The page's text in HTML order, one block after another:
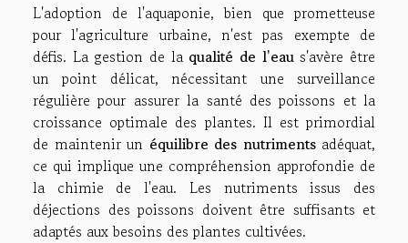
L'adoption de l'aquaponie, bien que prometteuse
pour l'agriculture urbaine, n'est pas exempte de
défis. La gestion de la qualité de l'eaus'avère être
un point délicat, nécessitant une surveillance
régulière pour assurer la santé des poissons et la
croissance optimale des plantes. Il est primordial
de maintenir un équilibre des nutrimentsadéquat,
ce qui implique une compréhension approfondie de
la chimie de l'eau. Les nutriments issus des
déjections des poissons doivent être suffisants et
adaptés aux besoins des plantes cultivées.